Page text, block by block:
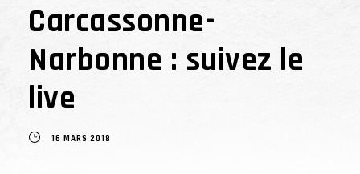
Carcassonne-
Narbonne : suivez le
live
16 MARS 2018